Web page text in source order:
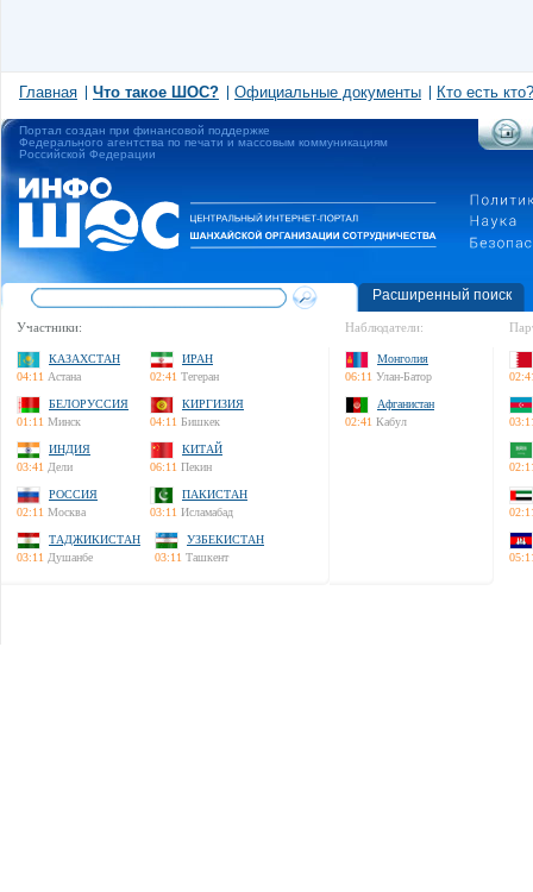
Главная Что такое ШОС? Официальные документы Кто есть кто?
Портал создан при финансовой поддержке
Федерального агентства по печати и массовым коммуникациям
Российской Федерации
Расширенный поиск
Участники:
КАЗАХСТАН
04:11 Астана
ИРАН
02:41 Тегеран
БЕЛОРУССИЯ
01:11 Минск
КИРГИЗИЯ
04:11 Бишкек
ИНДИЯ
03:41 Дели
КИТАЙ
06:11 Пекин
РОССИЯ
02:11 Москва
ПАКИСТАН
03:11 Исламабад
ТАДЖИКИСТАН
03:11 Душанбе
УЗБЕКИСТАН
03:11 Ташкент
Наблюдатели:
Монголия
06:11 Улан-Батор
Афганистан
02:41 Кабул